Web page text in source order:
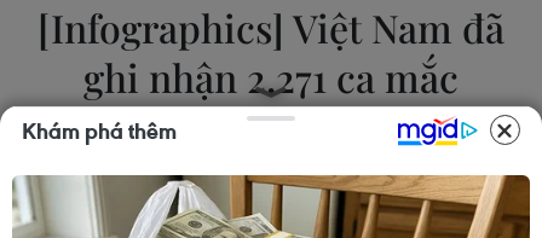
[Infographics] Việt Nam đã
ghi nhận 2.271 ca mắc
COVID-19
16/02/2021 02:39
Khám phá thêm